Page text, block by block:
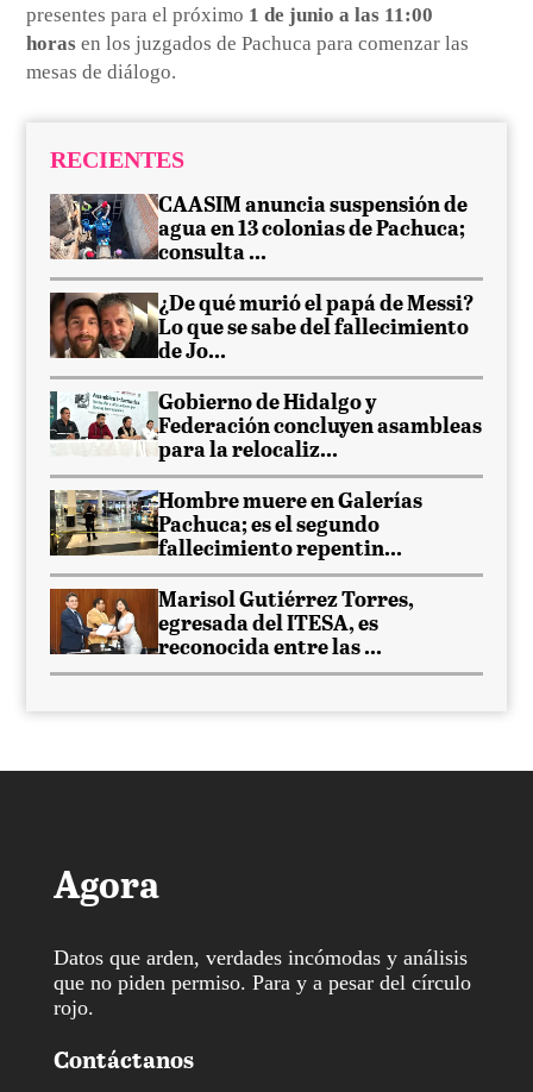
presentes para el próximo 1 de junio a las 11:00
horas en los juzgados de Pachuca para comenzar las
mesas de diálogo.
RECIENTES
CAASIM anuncia suspensión de
agua en 13 colonias de Pachuca;
consulta ...
¿De qué murió el papá de Messi?
Lo que se sabe del fallecimiento
de Jo...
Gobierno de Hidalgo y
Federación concluyen asambleas
para la relocaliz...
Hombre muere en Galerías
Pachuca; es el segundo
fallecimiento repentin...
Marisol Gutiérrez Torres,
egresada del ITESA, es
reconocida entre las ...
Agora
Datos que arden, verdades incómodas y análisis
que no piden permiso. Para y a pesar del círculo
rojo.
Contáctanos